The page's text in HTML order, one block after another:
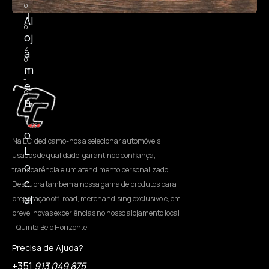
Al
oj
a
m
e
n
t
o
L
o
c
al
o
H
o
ri
z
o
n
t
e
Na EC, dedicamo-nos a selecionar automóveis
usados de qualidade, garantindo confiança,
transparência e um atendimento personalizado.
Descubra também a nossa gama de produtos para
preparação off-road, merchandising exclusivo e, em
breve, novas experiências no nosso alojamento local
- Quinta Belo Horizonte.
Precisa de Ajuda?
+351 913 049 875